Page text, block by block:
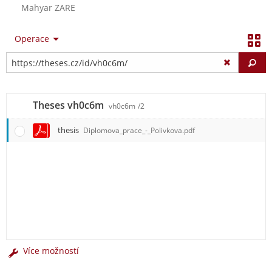
Mahyar ZARE
Operace
Theses vh0c6m vh0c6m /2
thesis Diplomova_prace_-_Polivkova.pdf
Více možností